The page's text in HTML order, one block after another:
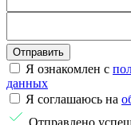
Отправить
Я ознакомлен с
данных
Я соглашаюсь на
Отправлено